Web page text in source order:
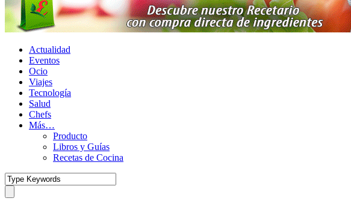
Actualidad
Eventos
Ocio
Viajes
Tecnología
Salud
Chefs
Más…
Producto
Libros y Guías
Recetas de Cocina